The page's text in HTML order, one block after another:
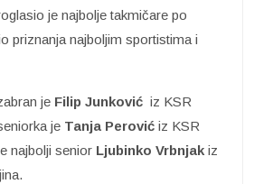
je najbolje takmičare po
priznanja najboljim sportistima i
je Filip Junković iz KSR
je Tanja Perović iz KSR
najbolji senior Ljubinko Vrbnjak iz